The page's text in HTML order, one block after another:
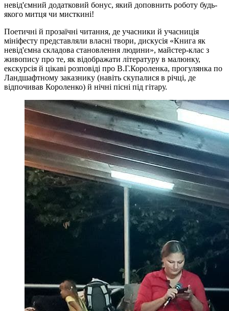
невід'ємний додатковий бонус, який доповнить роботу будь-
якого митця чи мисткині!
Поетичні й прозаїчні читання, де учасники й учасниція
мініфесту представляли власні твори, дискусія «Книга як
невід'ємна складова становлення людини», майстер-клас з
живопису про те, як відображати літературу в малюнку,
екскурсія й цікаві розповіді про В.Г.Короленка, прогулянка по
Ландшафтному заказнику (навіть скупалися в річці, де
відпочивав Короленко) й нічні пісні під гітару.